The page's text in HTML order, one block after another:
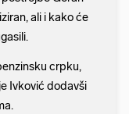
ali i kako će
crpku,
Ivković dodavši